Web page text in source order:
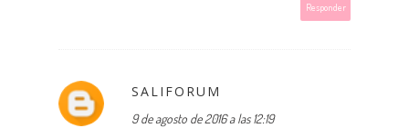
Responder
SALIFORUM
9 de agosto de 2016 a las 12:19